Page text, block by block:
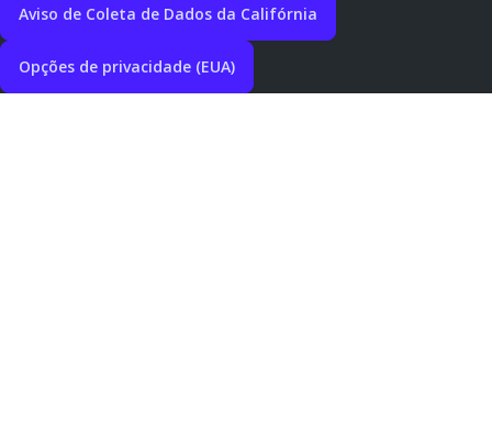
Aviso de Coleta de Dados da Califórnia
Opções de privacidade (EUA)